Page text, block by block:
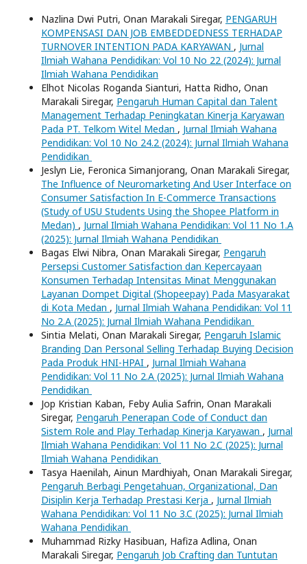
Nazlina Dwi Putri, Onan Marakali Siregar, PENGARUH
KOMPENSASI DAN JOB EMBEDDEDNESS TERHADAP
TURNOVER INTENTION PADA KARYAWAN , Jurnal
Ilmiah Wahana Pendidikan: Vol 10 No 22 (2024): Jurnal
Ilmiah Wahana Pendidikan
Elhot Nicolas Roganda Sianturi, Hatta Ridho, Onan
Marakali Siregar, Pengaruh Human Capital dan Talent
Management Terhadap Peningkatan Kinerja Karyawan
Pada PT. Telkom Witel Medan , Jurnal Ilmiah Wahana
Pendidikan: Vol 10 No 24.2 (2024): Jurnal Ilmiah Wahana
Pendidikan
Jeslyn Lie, Feronica Simanjorang, Onan Marakali Siregar,
The Influence of Neuromarketing And User Interface on
Consumer Satisfaction In E-Commerce Transactions
(Study of USU Students Using the Shopee Platform in
Medan) , Jurnal Ilmiah Wahana Pendidikan: Vol 11 No 1.A
(2025): Jurnal Ilmiah Wahana Pendidikan
Bagas Elwi Nibra, Onan Marakali Siregar, Pengaruh
Persepsi Customer Satisfaction dan Kepercayaan
Konsumen Terhadap Intensitas Minat Menggunakan
Layanan Dompet Digital (Shopeepay) Pada Masyarakat
di Kota Medan , Jurnal Ilmiah Wahana Pendidikan: Vol 11
No 2.A (2025): Jurnal Ilmiah Wahana Pendidikan
Sintia Melati, Onan Marakali Siregar, Pengaruh Islamic
Branding Dan Personal Selling Terhadap Buying Decision
Pada Produk HNI-HPAI , Jurnal Ilmiah Wahana
Pendidikan: Vol 11 No 2.A (2025): Jurnal Ilmiah Wahana
Pendidikan
Jop Kristian Kaban, Feby Aulia Safrin, Onan Marakali
Siregar, Pengaruh Penerapan Code of Conduct dan
Sistem Role and Play Terhadap Kinerja Karyawan , Jurnal
Ilmiah Wahana Pendidikan: Vol 11 No 2.C (2025): Jurnal
Ilmiah Wahana Pendidikan
Tasya Haenilah, Ainun Mardhiyah, Onan Marakali Siregar,
Pengaruh Berbagi Pengetahuan, Organizational, Dan
Disiplin Kerja Terhadap Prestasi Kerja , Jurnal Ilmiah
Wahana Pendidikan: Vol 11 No 3.C (2025): Jurnal Ilmiah
Wahana Pendidikan
Muhammad Rizky Hasibuan, Hafiza Adlina, Onan
Marakali Siregar, Pengaruh Job Crafting dan Tuntutan